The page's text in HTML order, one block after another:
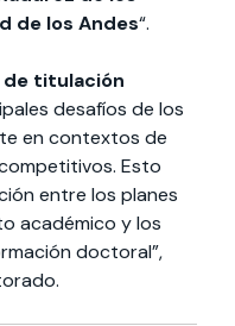
de los Andes“.
de titulación
desafíos de los
en contextos de
Esto
entre los planes
académico y los
doctoral”,